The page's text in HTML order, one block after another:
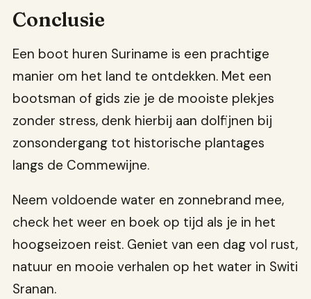
Conclusie
Een boot huren Suriname is een prachtige
manier om het land te ontdekken. Met een
bootsman of gids zie je de mooiste plekjes
zonder stress, denk hierbij aan dolfijnen bij
zonsondergang tot historische plantages
langs de Commewijne.
Neem voldoende water en zonnebrand mee,
check het weer en boek op tijd als je in het
hoogseizoen reist. Geniet van een dag vol rust,
natuur en mooie verhalen op het water in Switi
Sranan.